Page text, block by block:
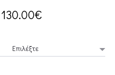
Original
was:
130.00€
is: